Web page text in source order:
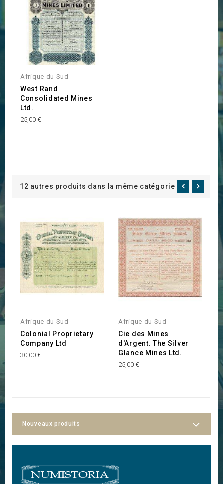
Afrique du Sud
West Rand
Consolidated Mines
Ltd.
25,00 €
12 autres produits dans la même catégorie :
Afrique du Sud
Colonial Proprietary
Company Ltd
30,00 €
Afrique du Sud
Cie des Mines
d'Argent. The Silver
Glance Mines Ltd.
25,00 €
Nouveaux produits